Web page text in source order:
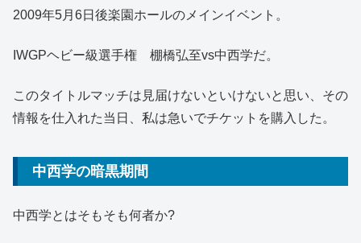
2009年5月6日後楽園ホールのメインイベント。
IWGPヘビー級選手権 棚橋弘至vs中西学だ。
このタイトルマッチは見届けないといけないと思い、その
情報を仕入れた当日、私は急いでチケットを購入した。
中西学の暗黒期間
中西学とはそもそも何者か?